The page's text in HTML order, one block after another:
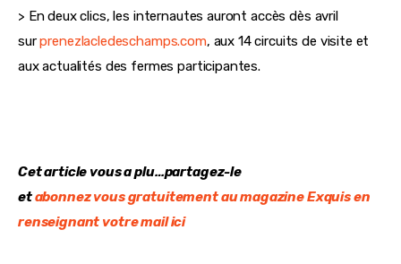
> En deux clics, les internautes auront accès dès avril
sur prenezlacledeschamps.com, aux 14 circuits de visite et
aux actualités des fermes participantes.
Cet article vous a plu…partagez-le
et abonnez vous gratuitement au magazine Exquis en
renseignant votre mail ici